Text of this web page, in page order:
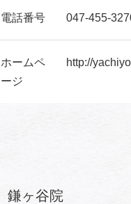
電話番号 047-455-
ホームペ
ージ
http://
鎌ヶ谷院